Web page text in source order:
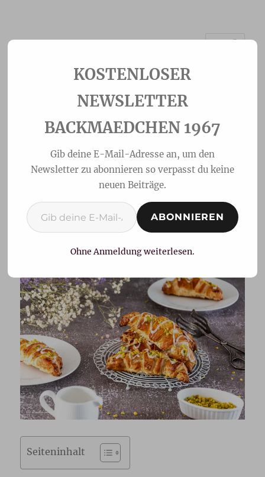
Schnelle Pistazien-
Croissants
Seiteninhalt
NEWSLETTER
BACKMAEDCHEN 1967
Gib deine E-Mail-Adresse an, um den
Newsletter zu abonnieren so verpasst du keine
neuen Beiträge.
Gib deine E-Mail-Adresse ein ...
ABONNIEREN
Ohne Anmeldung weiterlesen.